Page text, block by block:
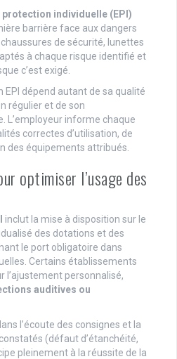
individuelle (EPI)
barrière face aux dangers
de sécurité, lunettes
à chaque risque identifié et
c’est exigé.
EPI dépend autant de sa qualité
régulier et de son
L’employeur informe chaque
correctes d’utilisation, de
des équipements attribués.
optimiser l’usage des
inclut la mise à disposition sur le
des dotations et des
le port obligatoire dans
Certains établissements
l’ajustement personnalisé,
auditives ou
l’écoute des consignes et la
(défaut d’étanchéité,
pleinement à la réussite de la